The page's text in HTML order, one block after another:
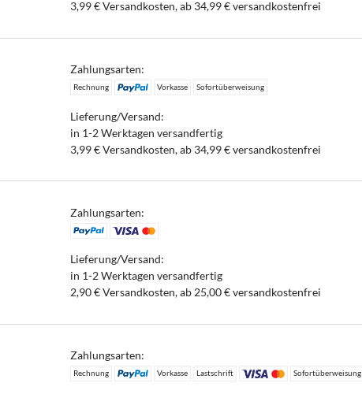
3,99 € Versandkosten, ab 34,99 € versandkostenfrei
Zahlungsarten:
Rechnung Vorkasse Sofortüberweisung
Lieferung/Versand:
in 1-2 Werktagen versandfertig
3,99 € Versandkosten, ab 34,99 € versandkostenfrei
Zahlungsarten:
Lieferung/Versand:
in 1-2 Werktagen versandfertig
2,90 € Versandkosten, ab 25,00 € versandkostenfrei
Zahlungsarten:
Rechnung Vorkasse Lastschrift Sofortüberweisung